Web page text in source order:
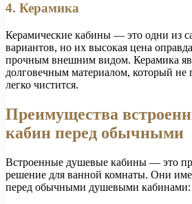
4. Керамика
Керамические кабины — это одни из
вариантов, но их высокая цена
прочным внешним видом. Керамика
долговечным материалом, который не
легко чистится.
Преимущества
кабин перед обычными
Встроенные душевые кабины — это
решение для ванной комнаты. Они
перед обычными душевыми кабинами: